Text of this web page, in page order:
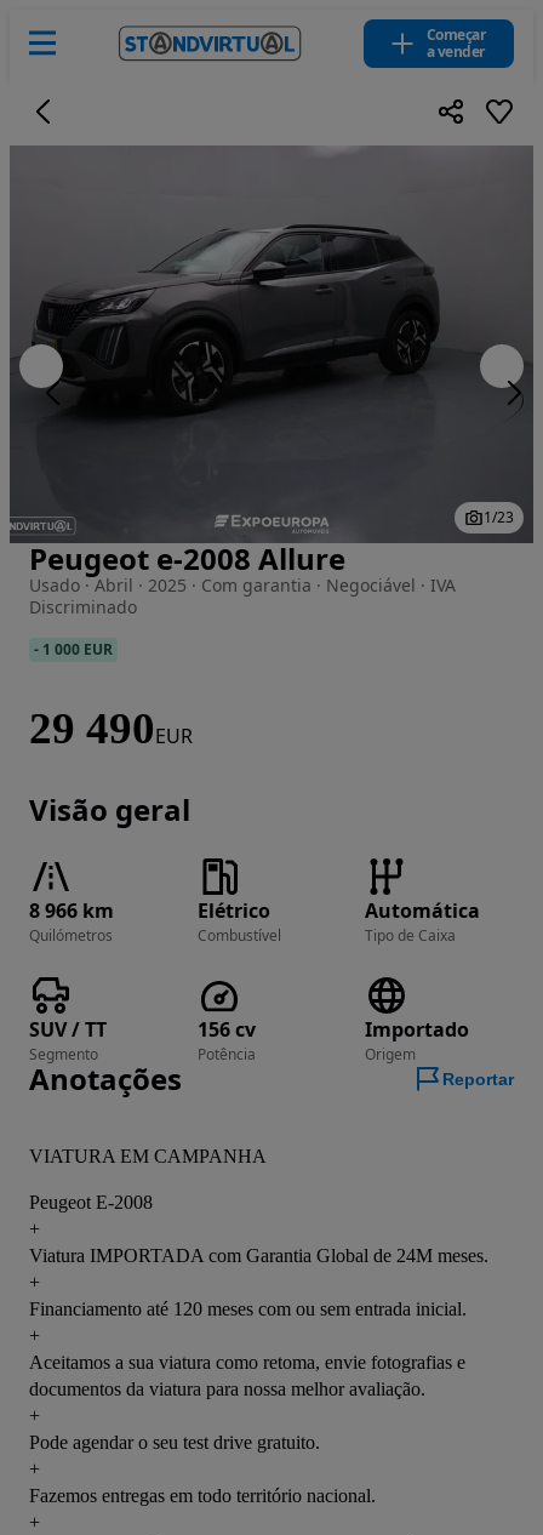
Começar
a vender
Imagem 1 de 23
1/23
Peugeot e-2008 Allure
Usado · Abril · 2025 · Com garantia · Negociável · IVA
Discriminado
- 1 000 EUR
29 490EUR
Visão geral
8 966 km
Quilómetros
Elétrico
Combustível
Automática
Tipo de Caixa
SUV / TT
Segmento
156 cv
Potência
Importado
Origem
Anotações Reportar
VIATURA EM CAMPANHA
Peugeot E-2008
+
Viatura IMPORTADA com Garantia Global de 24M meses.
+
Financiamento até 120 meses com ou sem entrada inicial.
+
Aceitamos a sua viatura como retoma, envie fotografias e
documentos da viatura para nossa melhor avaliação.
+
Pode agendar o seu test drive gratuito.
+
Fazemos entregas em todo território nacional.
+